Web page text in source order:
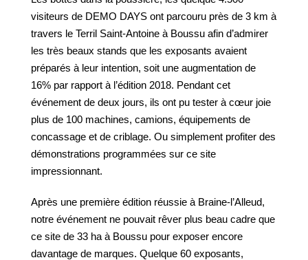
visiteurs de DEMO DAYS ont parcouru près de 3 km à
travers le Terril Saint-Antoine à Boussu afin d’admirer
les très beaux stands que les exposants avaient
préparés à leur intention, soit une augmentation de
16% par rapport à l’édition 2018. Pendant cet
événement de deux jours, ils ont pu tester à cœur joie
plus de 100 machines, camions, équipements de
concassage et de criblage. Ou simplement profiter des
démonstrations programmées sur ce site
impressionnant.
Après une première édition réussie à Braine-l’Alleud,
notre événement ne pouvait rêver plus beau cadre que
ce site de 33 ha à Boussu pour exposer encore
davantage de marques. Quelque 60 exposants,